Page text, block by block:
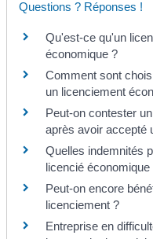
Questions ? Réponses !
Qu'est-ce qu'un
économique ?
Comment sont
un licenciement
Peut-on contester
après avoir accepté
Quelles indemnités
licencié économique
Peut-on encore
licenciement ?
Entreprise en